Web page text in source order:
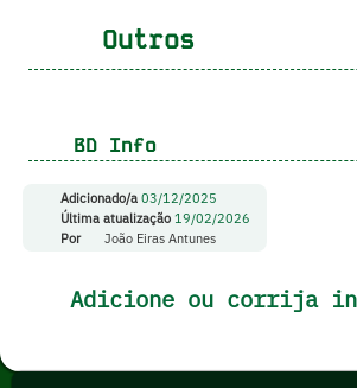
Outros
BD Info
Adicionado/a 03/12/2025
Última atualização 19/02/2026
Por
João Eiras Antunes
Adicione ou corrija